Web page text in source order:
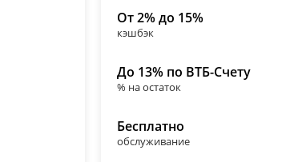
От 2% до 15%
кэшбэк
До 13% по ВТБ-Счету
% на остаток
Бесплатно
обслуживание